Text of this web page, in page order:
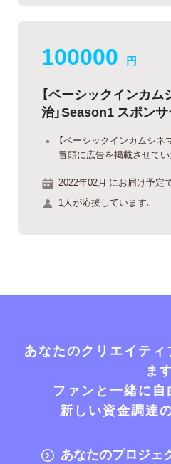
100000 円
【ベーシックインカム
治」Season1 スポンサ
【ベーシックインカムシネ
冒頭に広告を掲載させてい
2022年02月 にお届け予定
1人が応援しています。
あなたのクリエイテ
ま
ファンと一緒に
新しい資金調達
あなたのプロジェ